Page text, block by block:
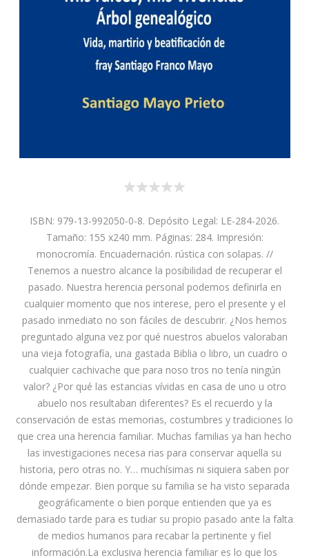
ISBN: 979-13-992050-0-8. Depósito Legal: LE-284-2026.
Tamaño: 155 x240 mm. Páginas: 284. Impresión:
monocromía. Encuadernación. rústica con solapas. //
Tenemos a nuestro alcance la posibilidad de recuperar el
pasado. Nuestra herencia personal podemos definirla en
cualquier momento que nos interese, pero el presente y el
pasado inmediato no son fáciles de descubrir. ¿Nos hemos
preguntado alguna vez por qué nuestros abuelos valoraban
una vieja fotografía, una gastada Biblia o libro, un cuadro o
cualquier cachivache que para noso tros no tenía ningún
valor? ¿Por qué las estancias vívidas en casa de uno u otro
abuelo nos resultaban diferentes? Es el recuerdo y la
conservación de estas memorias, costumbres y tradiciones lo
que crea una herencia familiar. Muchas familias ya han hecho
las investigaciones necesa rias para conservar aquella su
historia, pero otras no. Y… muchísimas ni siquiera saben por
dónde empezar. Bien porque su familia se ha visto separada
geográficamente o bien porque entienden que ya es
demasiado tarde para es tudiar su propio pasado ante la falta
de medios humanos para recabar la pertinente y fiel
información.La exclusiva herencia familiar es lo que los